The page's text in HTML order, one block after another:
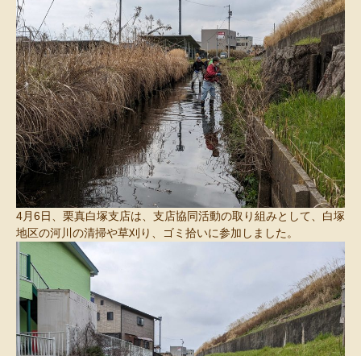
4月6日、栗真白塚支店は、支店協同活動の取り組みとして、白塚
地区の河川の清掃や草刈り、ゴミ拾いに参加しました。